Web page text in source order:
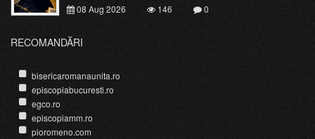
08 Aug 2026 146 0
RECOMANDĂRI
bisericaromanaunita.ro
episcopiabucuresti.ro
egco.ro
episcopiamm.ro
pioromeno.com